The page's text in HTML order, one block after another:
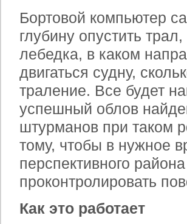
Бортовой компьютер
глубину опустить
лебедка, в каком
двигаться судну,
траление. Все будет
успешный облов
штурманов при таком
тому, чтобы в нужное
перспективного
проконтролировать
Как это работает